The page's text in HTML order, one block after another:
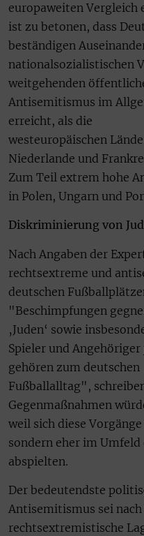
europaweiten
ist zu betonen, dass
beständigen
nationalsozialistischen
weitgehenden
Antisemitismus im
erreicht, als die
westeuropäischen
Niederlande und
Zum Teil extrem hohe
in Polen, Ungarn und
Diskriminierung von
Nach Angaben der
rechtsextreme und
deutschen
"Beschimpfungen
‚Juden‘ sowie
Spieler und
gehören zum deutschen
Fußballalltag",
Gegenmaßnahmen
weil sich diese
sondern eher im Umfeld
abspielten.
Der bedeutendste
Antisemitismus sei nach
rechtsextremistische